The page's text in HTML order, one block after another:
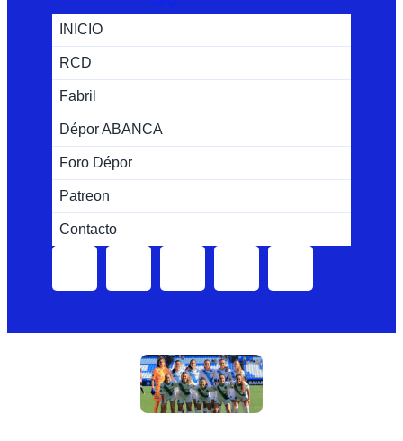
INICIO
RCD
Fabril
Dépor ABANCA
Foro Dépor
Patreon
Contacto